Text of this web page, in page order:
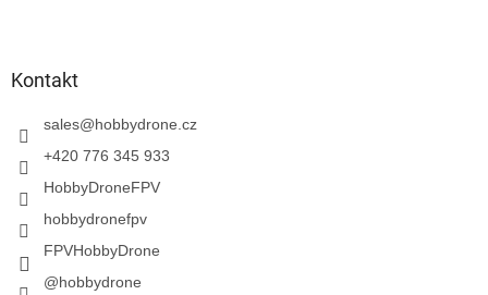
Kontakt
sales@hobbydrone.cz
+420 776 345 933
HobbyDroneFPV
hobbydronefpv
FPVHobbyDrone
@hobbydrone